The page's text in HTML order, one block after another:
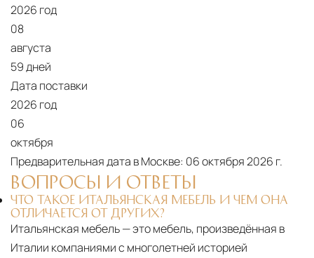
2026 год
08
августа
59 дней
Дата поставки
2026 год
06
октября
Предварительная дата в Москве: 06 октября 2026 г.
ВОПРОСЫ И ОТВЕТЫ
ЧТО ТАКОЕ ИТАЛЬЯНСКАЯ МЕБЕЛЬ И ЧЕМ ОНА
ОТЛИЧАЕТСЯ ОТ ДРУГИХ?
Итальянская мебель — это мебель, произведённая в
Италии компаниями с многолетней историей